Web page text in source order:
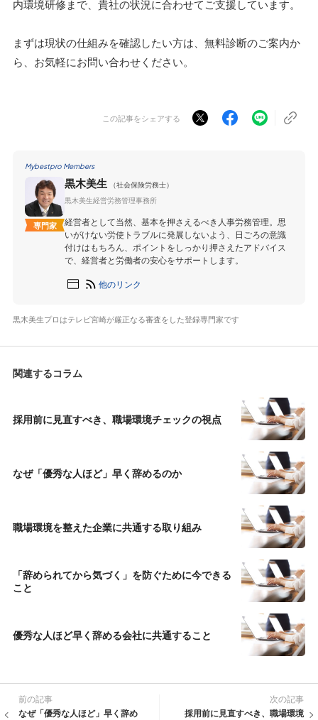
内環境研修まで、貴社の状況に合わせてご支援しています。
まずは現状の仕組みを確認したい方は、無料診断のご案内か
ら、お気軽にお問い合わせください。
この記事をシェアする
Mybestpro Members
専門家
黒木美生
（社会保険労務士）
黒木美生経営労務管理事務所
経営者として当然、基本を押さえるべき人事労務管理。思
いがけない労使トラブルに発展しないよう、日ごろの意識
付けはもちろん、ポイントをしっかり押さえたアドバイス
で、経営者と労働者の安心をサポートします。
他のリンク
黒木美生プロはテレビ宮崎が厳正なる審査をした登録専門家です
関連するコラム
採用前に見直すべき、職場環境チェックの視点
なぜ「優秀な人ほど」早く辞めるのか
職場環境を整えた企業に共通する取り組み
「辞められてから気づく」を防ぐために今できる
こと
優秀な人ほど早く辞める会社に共通すること
前の記事
なぜ「優秀な人ほど」早く辞め
次の記事
採用前に見直すべき、職場環境